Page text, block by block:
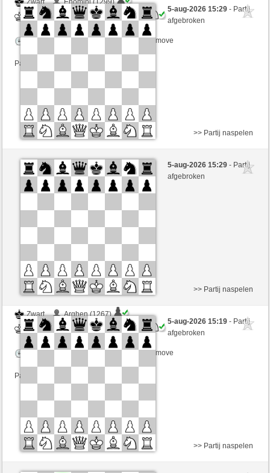
Zwart
Enomini (1299)
Wit
mnauerATgmxCH (1365)
Speelduur: 3 minutes/side + 2 seconds/move
Partij telt mee voor de ranglijst
5-aug-2026 15:29- Partij
afgebroken
Zwart
goaway (1303)
Wit
mnauerATgmxCH (1365)
>> Partij naspelen
5-aug-2026 15:29- Partij
afgebroken
Zwart
Arghen (1267)
Wit
mnauerATgmxCH (1365)
Speelduur: 3 minutes/side + 2 seconds/move
Partij telt mee voor de ranglijst
>> Partij naspelen
5-aug-2026 15:19- Partij
afgebroken
Zwart
SCHACHOS (1331)
>> Partij naspelen